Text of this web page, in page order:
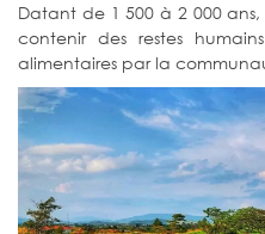
Datant de 1 500 à 2 000
contenir des restes
alimentaires par la